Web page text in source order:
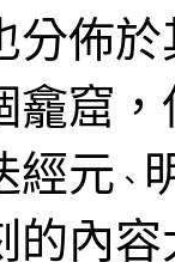
分佈
龕窟
經元 、
的內